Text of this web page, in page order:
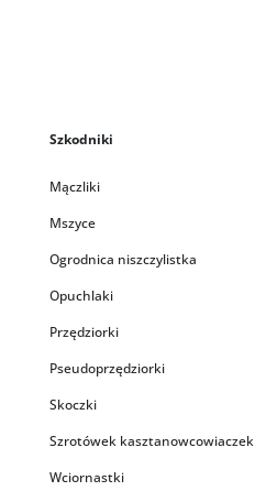
Szkodniki
Mączliki
Mszyce
Ogrodnica niszczylistka
Opuchlaki
Przędziorki
Pseudoprzędziorki
Skoczki
Szrotówek kasztanowcowiaczek
Wciornastki